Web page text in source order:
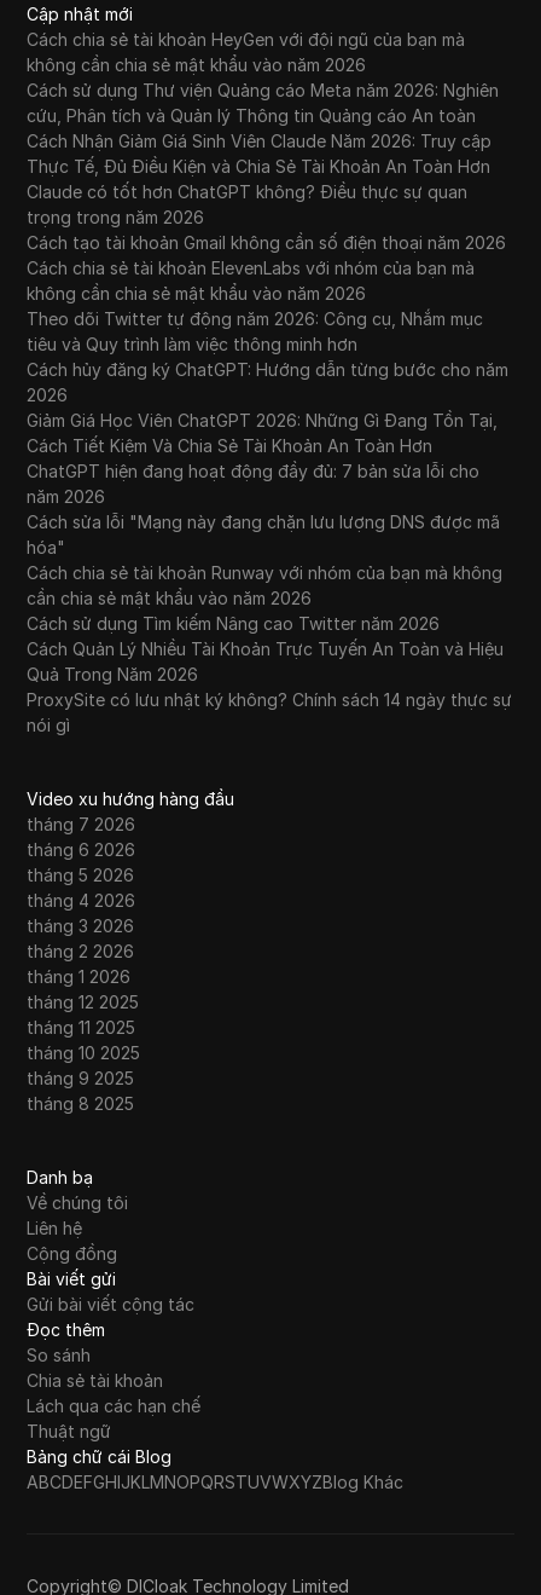
Cập nhật mới
Cách chia sẻ tài khoản HeyGen với đội ngũ của bạn mà
không cần chia sẻ mật khẩu vào năm 2026
Cách sử dụng Thư viện Quảng cáo Meta năm 2026: Nghiên
cứu, Phân tích và Quản lý Thông tin Quảng cáo An toàn
Cách Nhận Giảm Giá Sinh Viên Claude Năm 2026: Truy cập
Thực Tế, Đủ Điều Kiện và Chia Sẻ Tài Khoản An Toàn Hơn
Claude có tốt hơn ChatGPT không? Điều thực sự quan
trọng trong năm 2026
Cách tạo tài khoản Gmail không cần số điện thoại năm 2026
Cách chia sẻ tài khoản ElevenLabs với nhóm của bạn mà
không cần chia sẻ mật khẩu vào năm 2026
Theo dõi Twitter tự động năm 2026: Công cụ, Nhắm mục
tiêu và Quy trình làm việc thông minh hơn
Cách hủy đăng ký ChatGPT: Hướng dẫn từng bước cho năm
2026
Giảm Giá Học Viên ChatGPT 2026: Những Gì Đang Tồn Tại,
Cách Tiết Kiệm Và Chia Sẻ Tài Khoản An Toàn Hơn
ChatGPT hiện đang hoạt động đầy đủ: 7 bản sửa lỗi cho
năm 2026
Cách sửa lỗi "Mạng này đang chặn lưu lượng DNS được mã
hóa"
Cách chia sẻ tài khoản Runway với nhóm của bạn mà không
cần chia sẻ mật khẩu vào năm 2026
Cách sử dụng Tìm kiếm Nâng cao Twitter năm 2026
Cách Quản Lý Nhiều Tài Khoản Trực Tuyến An Toàn và Hiệu
Quả Trong Năm 2026
ProxySite có lưu nhật ký không? Chính sách 14 ngày thực sự
nói gì
Video xu hướng hàng đầu
tháng 7 2026
tháng 6 2026
tháng 5 2026
tháng 4 2026
tháng 3 2026
tháng 2 2026
tháng 1 2026
tháng 12 2025
tháng 11 2025
tháng 10 2025
tháng 9 2025
tháng 8 2025
Danh bạ
Về chúng tôi
Liên hệ
Cộng đồng
Bài viết gửi
Gửi bài viết cộng tác
Đọc thêm
So sánh
Chia sẻ tài khoản
Lách qua các hạn chế
Thuật ngữ
Bảng chữ cái Blog
ABCDEFGHIJKLMNOPQRSTUVWXYZBlog Khác
Copyright© DICloak Technology Limited